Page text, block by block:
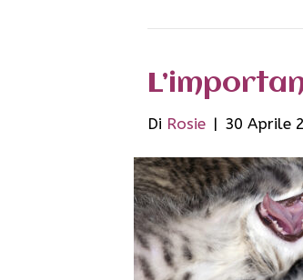
Di Rosie | 30 Aprile